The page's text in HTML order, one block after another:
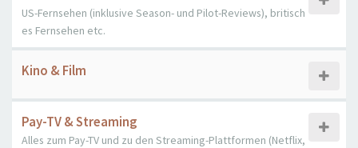
US-Fernsehen (inklusive Season- und Pilot-Reviews), britisch
es Fernsehen etc.
Kino & Film
Pay-TV & Streaming
Alles zum Pay-TV und zu den Streaming-Plattformen (Netflix,